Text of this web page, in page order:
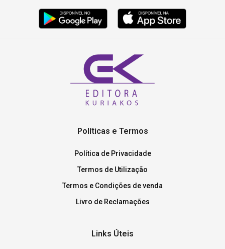
Políticas e Termos
Política de Privacidade
Termos de Utilização
Termos e Condições de venda
Livro de Reclamações
Links Úteis